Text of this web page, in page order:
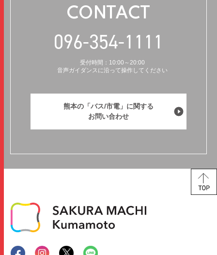
CONTACT
096-354-1111
受付時間：10:00～20:00
音声ガイダンスに沿って操作してください
熊本の「バス/市電」に関する
お問い合わせ